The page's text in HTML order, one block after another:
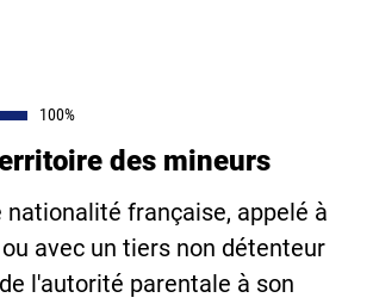
100%
des mineurs
nationalité française, appelé à
avec un tiers non détenteur
l'autorité parentale à son